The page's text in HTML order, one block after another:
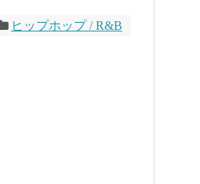
ヒップホップ / R&B